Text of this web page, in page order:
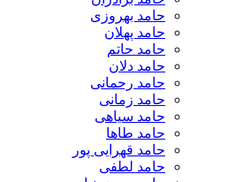
حامد بهروزی
حامد پهلان
حامد حاتم
حامد دلان
حامد رحمانی
حامد زمانی
حامد سیاهی
حامد طاها
حامد قهرایی پور
حامد لطفی